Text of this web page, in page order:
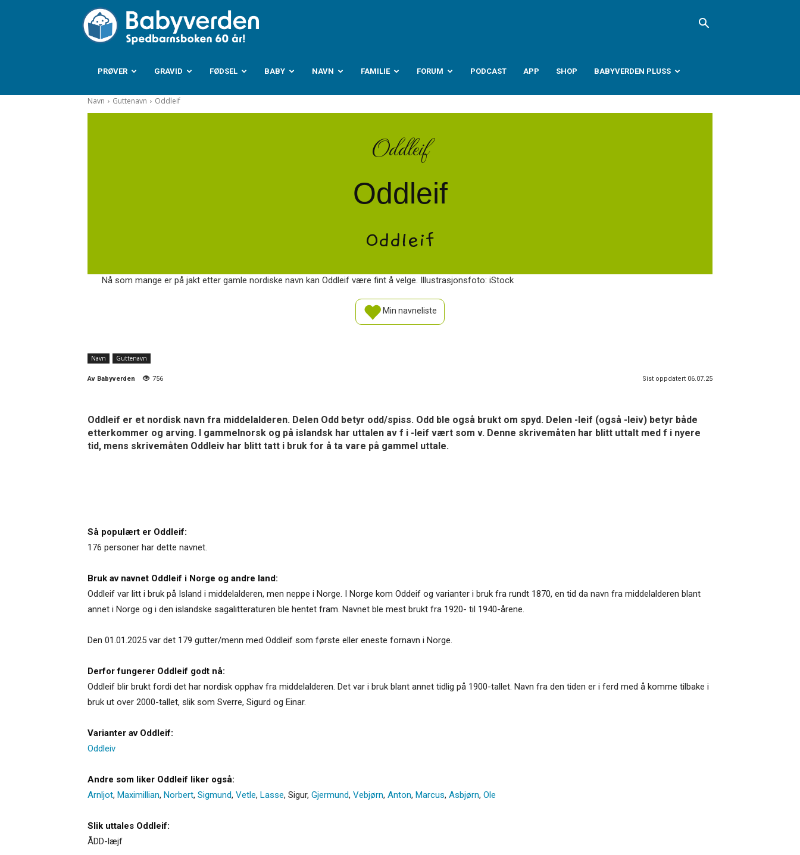
Babyverden.no
PRØVER GRAVID FØDSEL BABY NAVN FAMILIE FORUM PODCAST APP SHOP BABYVERDEN PLUSS
Navn Guttenavn Oddleif
Oddleif
Oddleif
Oddleif
Nå som mange er på jakt etter gamle nordiske navn kan Oddleif være fint å velge. Illustrasjonsfoto: iStock
Min navneliste
Navn Guttenavn
Av Babyverden 756 Sist oppdatert 06.07.25
Oddleif er et nordisk navn fra middelalderen. Delen Odd betyr odd/spiss. Odd ble også brukt om spyd. Delen -leif (også -leiv) betyr både
etterkommer og arving. I gammelnorsk og på islandsk har uttalen av f i -leif vært som v. Denne skrivemåten har blitt uttalt med f i nyere
tid, mens skrivemåten Oddleiv har blitt tatt i bruk for å ta vare på gammel uttale.
Så populært er Oddleif:
176 personer har dette navnet.
Bruk av navnet Oddleif i Norge og andre land:
Oddleif var litt i bruk på Island i middelalderen, men neppe i Norge. I Norge kom Oddeif og varianter i bruk fra rundt 1870, en tid da navn fra middelalderen blant
annet i Norge og i den islandske sagalitteraturen ble hentet fram. Navnet ble mest brukt fra 1920- til 1940-årene.
Den 01.01.2025 var det 179 gutter/menn med Oddleif som første eller eneste fornavn i Norge.
Derfor fungerer Oddleif godt nå:
Oddleif blir brukt fordi det har nordisk opphav fra middelalderen. Det var i bruk blant annet tidlig på 1900-tallet. Navn fra den tiden er i ferd med å komme tilbake i
bruk ut over 2000-tallet, slik som Sverre, Sigurd og Einar.
Varianter av Oddleif:
Oddleiv
Andre som liker Oddleif liker også:
Arnljot, Maximillian, Norbert, Sigmund, Vetle, Lasse, Sigur, Gjermund, Vebjørn, Anton, Marcus, Asbjørn, Ole
Slik uttales Oddleif:
ÅDD-læjf